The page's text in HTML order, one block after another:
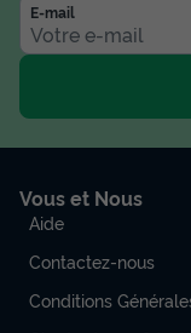
E-mail
Vous et Nous
Aide
Contactez-nous
Conditions